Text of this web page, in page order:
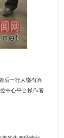
后一行人饶有兴
中心平台操作者